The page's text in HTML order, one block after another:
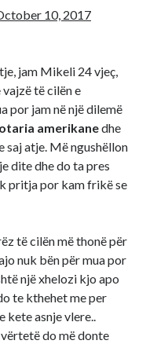
bëhet me pagesë, 1
bëhet me pagesë, 1
10, 2017
jam Mikeli 24 vjeç,
të cilën e
por jam në një dilemë
amerikanedhe
saj atje. Më ngushëllon
dite dhe do ta pres
pritja por kam frikë se
të cilën më thonë për
nuk bën për mua por
një xhelozi kjo apo
te kthehet me per
kete asnje vlere..
do më donte